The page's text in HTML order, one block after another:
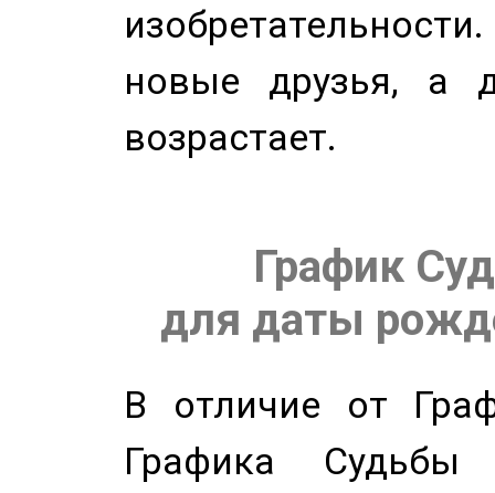
новые друзья, а
возрастает.
График
для даты
В отличие от
Графика